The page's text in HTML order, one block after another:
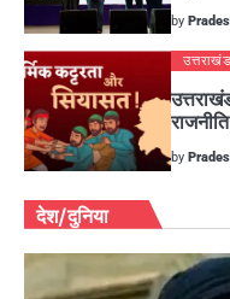
by
उत्तराखंड
by
देश/दुनिया